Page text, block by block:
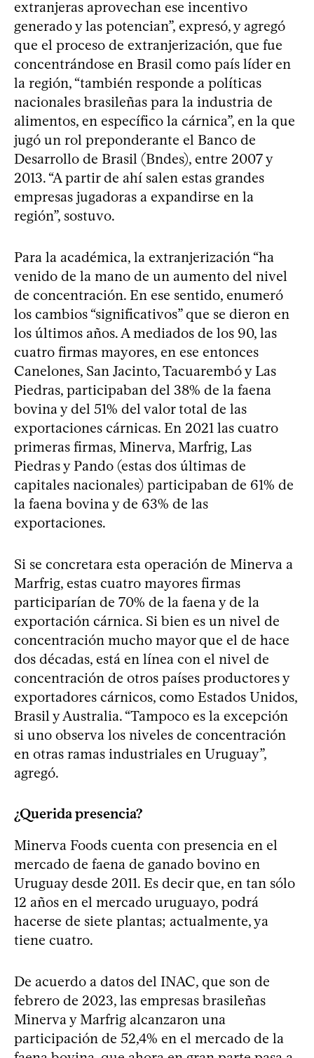
extranjeras aprovechan ese incentivo
generado y las potencian”, expresó, y agregó
que el proceso de extranjerización, que fue
concentrándose en Brasil como país líder en
la región, “también responde a políticas
nacionales brasileñas para la industria de
alimentos, en específico la cárnica”, en la que
jugó un rol preponderante el Banco de
Desarrollo de Brasil (Bndes), entre 2007 y
2013. “A partir de ahí salen estas grandes
empresas jugadoras a expandirse en la
región”, sostuvo.
Para la académica, la extranjerización “ha
venido de la mano de un aumento del nivel
de concentración. En ese sentido, enumeró
los cambios “significativos” que se dieron en
los últimos años. A mediados de los 90, las
cuatro firmas mayores, en ese entonces
Canelones, San Jacinto, Tacuarembó y Las
Piedras, participaban del 38% de la faena
bovina y del 51% del valor total de las
exportaciones cárnicas. En 2021 las cuatro
primeras firmas, Minerva, Marfrig, Las
Piedras y Pando (estas dos últimas de
capitales nacionales) participaban de 61% de
la faena bovina y de 63% de las
exportaciones.
Si se concretara esta operación de Minerva a
Marfrig, estas cuatro mayores firmas
participarían de 70% de la faena y de la
exportación cárnica. Si bien es un nivel de
concentración mucho mayor que el de hace
dos décadas, está en línea con el nivel de
concentración de otros países productores y
exportadores cárnicos, como Estados Unidos,
Brasil y Australia. “Tampoco es la excepción
si uno observa los niveles de concentración
en otras ramas industriales en Uruguay”,
agregó.
¿Querida presencia?
Minerva Foods cuenta con presencia en el
mercado de faena de ganado bovino en
Uruguay desde 2011. Es decir que, en tan sólo
12 años en el mercado uruguayo, podrá
hacerse de siete plantas; actualmente, ya
tiene cuatro.
De acuerdo a datos del INAC, que son de
febrero de 2023, las empresas brasileñas
Minerva y Marfrig alcanzaron una
participación de 52,4% en el mercado de la